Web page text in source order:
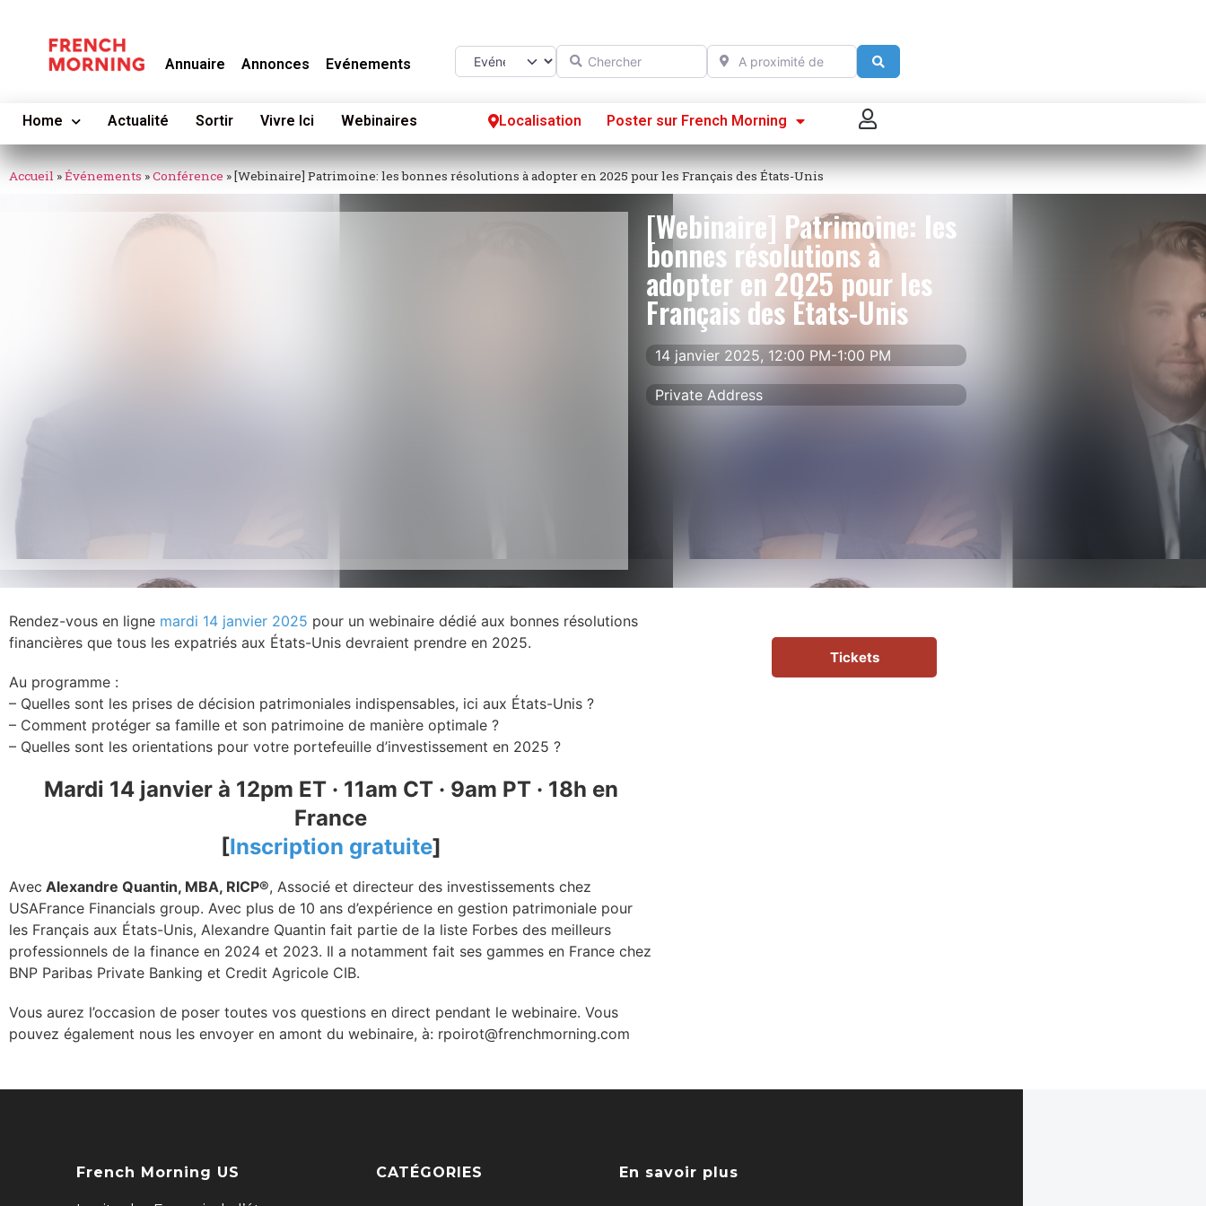
Annuaire Annonces Evénements
Select search typeChercher A proximité de
Home Actualité Sortir Vivre Ici Webinaires Localisation Poster sur French Morning
Se connecter
S’enregistrer
Poster sur French Morning
Accueil »Événements »Conférence »[Webinaire] Patrimoine: les bonnes résolutions à adopter en 2025 pour les Français des États-Unis
[Webinaire] Patrimoine: les
bonnes résolutions à
adopter en 2025 pour les
Français des États-Unis
14 janvier 2025, 12:00 PM-1:00 PM
Private Address
Rendez-vous en ligne mardi 14 janvier 2025 pour un webinaire dédié aux bonnes résolutions
financières que tous les expatriés aux États-Unis devraient prendre en 2025.
Au programme :
– Quelles sont les prises de décision patrimoniales indispensables, ici aux États-Unis ?
– Comment protéger sa famille et son patrimoine de manière optimale ?
– Quelles sont les orientations pour votre portefeuille d’investissement en 2025 ?
Mardi 14 janvier à 12pm ET · 11am CT · 9am PT · 18h en
France
[Inscription gratuite]
Avec Alexandre Quantin, MBA, RICP®, Associé et directeur des investissements chez
USAFrance Financials group. Avec plus de 10 ans d’expérience en gestion patrimoniale pour
les Français aux États-Unis, Alexandre Quantin fait partie de la liste Forbes des meilleurs
professionnels de la finance en 2024 et 2023. Il a notamment fait ses gammes en France chez
BNP Paribas Private Banking et Credit Agricole CIB.
Vous aurez l’occasion de poser toutes vos questions en direct pendant le webinaire. Vous
pouvez également nous les envoyer en amont du webinaire, à: rpoirot@frenchmorning.com
Tickets
French Morning US CATÉGORIES En savoir plus